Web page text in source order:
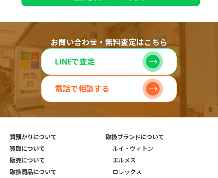
お問い合わせ・無料査定はこちら
LINEで査定
電話で相談する
質預かりについて
買取について
販売について
取扱商品について
取扱ブランドについて
ルイ・ヴィトン
エルメス
ロレックス